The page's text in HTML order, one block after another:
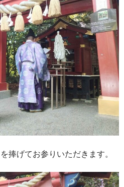
を捧げてお参りいただきます。